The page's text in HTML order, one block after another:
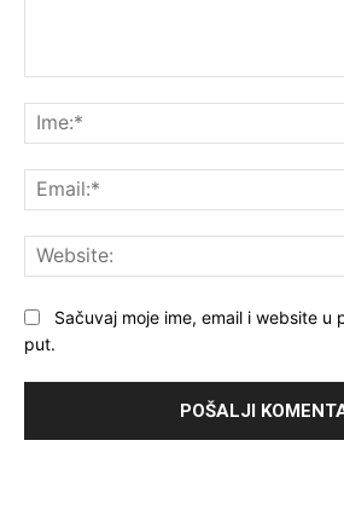
Sačuvaj moje ime, email i website u
put.